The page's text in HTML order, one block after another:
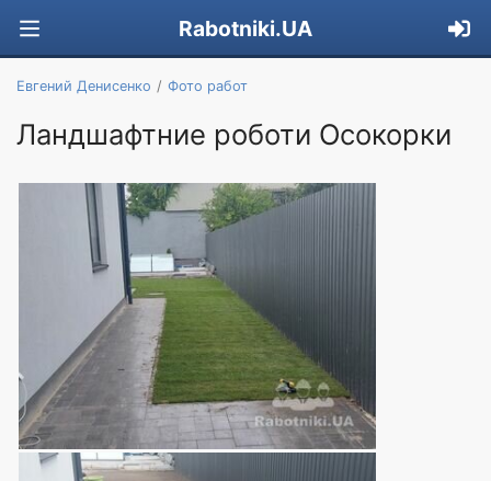
Rabotniki.UA
Евгений Денисенко Фото работ
Ландшафтние роботи Осокорки